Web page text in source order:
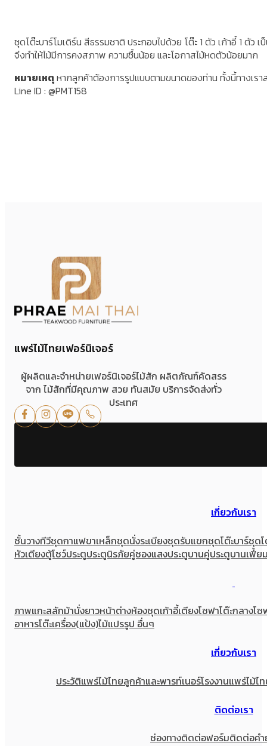
ชุดโต๊ะบาร์โมเดิร์น สีธรรมชาติ ประกอบไปด้วย โต๊ะ 1 ตัว เก้าอี้ 1 ตั
จึงทำให้ไม้มีการคงสภาพ ความชื้นน้อย และโอกาสไม้หดตัวน้อยมาก
หมายเหตุ หากลูกค้าต้องการรูปแบบตามขนาดของท่าน ทั้งนี้ทางเร
Line ID : @PMT158
แพร่ไม้ไทยเฟอร์นิเจอร์
ผู้ผลิตและจำหน่ายเฟอร์นิเจอร์ไม้สัก ผลิตภัณฑ์คัดสรร
จาก ไม้สักที่มีคุณภาพ สวย ทันสมัย บริการจัดส่งทั่ว
ประเทศ
เกี่ยวกับเรา
ชั้นวางทีวีชุดกาแฟขาเหล็กชุดนั่งระเบียงชุดรับแขกชุดโต๊ะบาร์ชุดโ
หัวเตียงตู้โชว์ประตูประตูนิรภัยคู่ชองแสงประตูบานคู่ประตูบานเฟี้ย
ภาพแกะสลักม้านั่งยาวหน้าต่างห้องชุดเก้าอี้เตียงโซฟาโต๊ะกลางโซ
อาหารโต๊ะเครื่อง(แป้ง)ไม้แปรรูป อื่นๆ
เกี่ยวกับเรา
ประวัติแพร่ไม้ไทยลูกค้าและพารท์เนอร์โรงงานแพร่ไม้ไ
ติดต่อเรา
ช่องทางติดต่อฟอร์มติดต่อค